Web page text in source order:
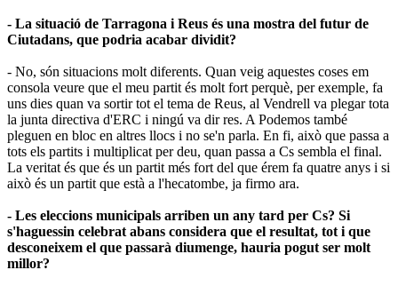
- La situació de Tarragona i Reus és una mostra del futur de
Ciutadans, que podria acabar dividit?
- No, són situacions molt diferents. Quan veig aquestes coses em
consola veure que el meu partit és molt fort perquè, per exemple, fa
uns dies quan va sortir tot el tema de Reus, al Vendrell va plegar tota
la junta directiva d'ERC i ningú va dir res. A Podemos també
pleguen en bloc en altres llocs i no se'n parla. En fi, això que passa a
tots els partits i multiplicat per deu, quan passa a Cs sembla el final.
La veritat és que és un partit més fort del que érem fa quatre anys i si
això és un partit que està a l'hecatombe, ja firmo ara.
- Les eleccions municipals arriben un any tard per Cs? Si
s'haguessin celebrat abans considera que el resultat, tot i que
desconeixem el que passarà diumenge, hauria pogut ser molt
millor?